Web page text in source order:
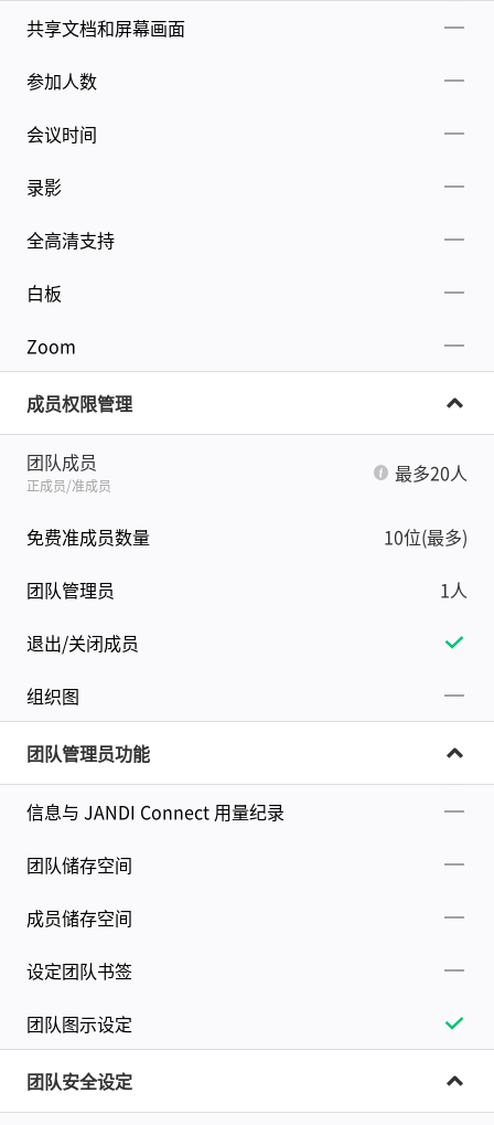
共享文档和屏幕画面
参加人数
会议时间
录影
全高清支持
白板
Zoom
成员权限管理
团队成员
正成员/准成员 最多20人
免费准成员数量
10位(最多)
团队管理员
1人
退出/关闭成员
组织图
团队管理员功能
信息与 JANDI Connect 用量纪录
团队储存空间
成员储存空间
设定团队书签
团队图示设定
团队安全设定